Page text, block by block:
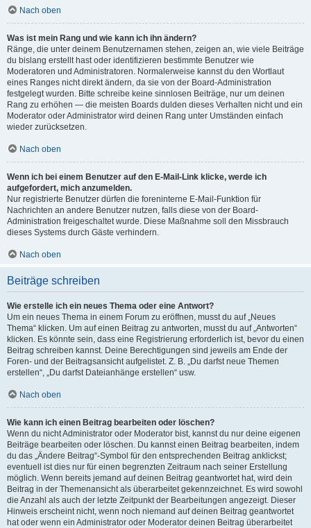
Nach oben
Was ist mein Rang und wie kann ich ihn ändern?
Ränge, die unter deinem Benutzernamen stehen, zeigen an, wie viele Beiträge
du bislang erstellt hast oder identifizieren bestimmte Benutzer wie
Moderatoren und Administratoren. Normalerweise kannst du den Wortlaut
eines Ranges nicht direkt ändern, da sie von der Board-Administration
festgelegt wurden. Bitte schreibe keine sinnlosen Beiträge, nur um deinen
Rang zu erhöhen — die meisten Boards dulden dieses Verhalten nicht und ein
Moderator oder Administrator wird deinen Rang unter Umständen einfach
wieder zurücksetzen.
Nach oben
Wenn ich bei einem Benutzer auf den E-Mail-Link klicke, werde ich
aufgefordert, mich anzumelden.
Nur registrierte Benutzer dürfen die foreninterne E-Mail-Funktion für
Nachrichten an andere Benutzer nutzen, falls diese von der Board-
Administration freigeschaltet wurde. Diese Maßnahme soll den Missbrauch
dieses Systems durch Gäste verhindern.
Nach oben
Beiträge schreiben
Wie erstelle ich ein neues Thema oder eine Antwort?
Um ein neues Thema in einem Forum zu eröffnen, musst du auf „Neues
Thema“ klicken. Um auf einen Beitrag zu antworten, musst du auf „Antworten“
klicken. Es könnte sein, dass eine Registrierung erforderlich ist, bevor du einen
Beitrag schreiben kannst. Deine Berechtigungen sind jeweils am Ende der
Foren- und der Beitragsansicht aufgelistet. Z. B. „Du darfst neue Themen
erstellen“, „Du darfst Dateianhänge erstellen“ usw.
Nach oben
Wie kann ich einen Beitrag bearbeiten oder löschen?
Wenn du nicht Administrator oder Moderator bist, kannst du nur deine eigenen
Beiträge bearbeiten oder löschen. Du kannst einen Beitrag bearbeiten, indem
du das „Ändere Beitrag“-Symbol für den entsprechenden Beitrag anklickst;
eventuell ist dies nur für einen begrenzten Zeitraum nach seiner Erstellung
möglich. Wenn bereits jemand auf deinen Beitrag geantwortet hat, wird dein
Beitrag in der Themenansicht als überarbeitet gekennzeichnet. Es wird sowohl
die Anzahl als auch der letzte Zeitpunkt der Bearbeitungen angezeigt. Dieser
Hinweis erscheint nicht, wenn noch niemand auf deinen Beitrag geantwortet
hat oder wenn ein Administrator oder Moderator deinen Beitrag überarbeitet